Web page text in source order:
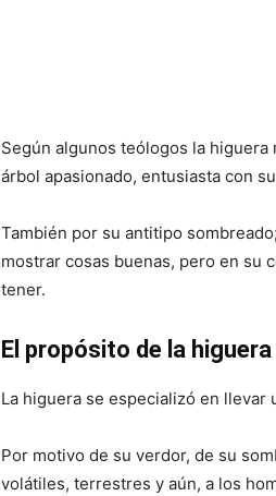
Según algunos teólogos la
árbol apasionado, entusiasta con
También por su antitipo
mostrar cosas buenas, pero en su
tener.
El propósito de la
La higuera se especializó en
Por motivo de su verdor, de su
volátiles, terrestres y aún, a los